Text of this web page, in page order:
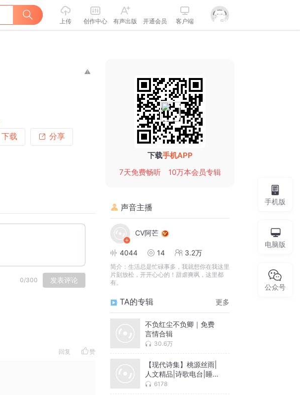
上传 创作中心 有声出版 开通会员 客户端
下载 分享
0/300 发表评论
回复 赞
下载手机APP
7天免费畅听
10万本会员专辑
声音主播
CV阿芒
4044 14 3.2万
简介： 生活总是忙碌事多，我就想你在我这里
片刻放松，开开心心的！甜虐爽飒，这里都
有。
TA的专辑 更多
不负红尘不负卿｜免费
言情合辑
30.6万
【现代诗集】桃源丝雨|
人文精品|诗歌电台|睡前
夜听6178
手机版
电脑版
公众号